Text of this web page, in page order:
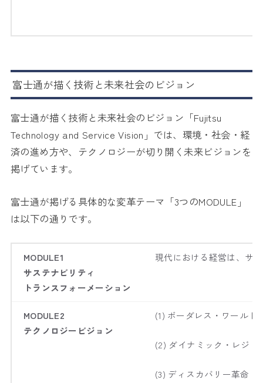
富士通が描く技術と未来社会のビジョン
富士通が描く技術と未来社会のビジョン「Fujitsu
Technology and Service Vision」では、環境・社会・経
済の進め方や、テクノロジーが切り開く未来ビジョンを
掲げています。
富士通が掲げる具体的な変革テーマ「3つのMODULE」
は以下の通りです。
MODULE1
サステナビリティ
トランスフォーメーション
現代における経営は、サ
MODULE2
テクノロジービジョン
(1) ボーダレス・ワール
(2) ダイナミック・レジ
(3) ディスカバリー革命